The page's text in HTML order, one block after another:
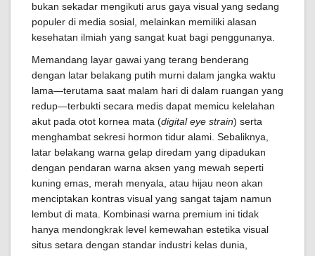
bukan sekadar mengikuti arus gaya visual yang sedang
populer di media sosial, melainkan memiliki alasan
kesehatan ilmiah yang sangat kuat bagi penggunanya.
Memandang layar gawai yang terang benderang
dengan latar belakang putih murni dalam jangka waktu
lama—terutama saat malam hari di dalam ruangan yang
redup—terbukti secara medis dapat memicu kelelahan
akut pada otot kornea mata (digital eye strain) serta
menghambat sekresi hormon tidur alami. Sebaliknya,
latar belakang warna gelap diredam yang dipadukan
dengan pendaran warna aksen yang mewah seperti
kuning emas, merah menyala, atau hijau neon akan
menciptakan kontras visual yang sangat tajam namun
lembut di mata. Kombinasi warna premium ini tidak
hanya mendongkrak level kemewahan estetika visual
situs setara dengan standar industri kelas dunia,